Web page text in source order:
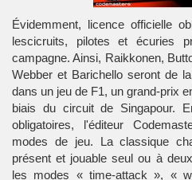
Évidemment, licence officielle
lescicruits, pilotes et écuries
campagne. Ainsi, Raikkonen,
Webber et Barichello seront de
dans un jeu de F1, un grand-prix
biais du circuit de Singapour.
obligatoires, l'éditeur
modes de jeu. La classique
présent et jouable seul ou à
les modes « time-attack », «